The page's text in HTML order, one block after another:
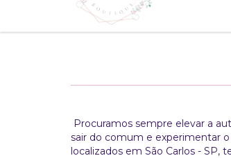
Procuramos sempre elevar a
sair do comum e experimentar
localizados em São Carlos - SP,